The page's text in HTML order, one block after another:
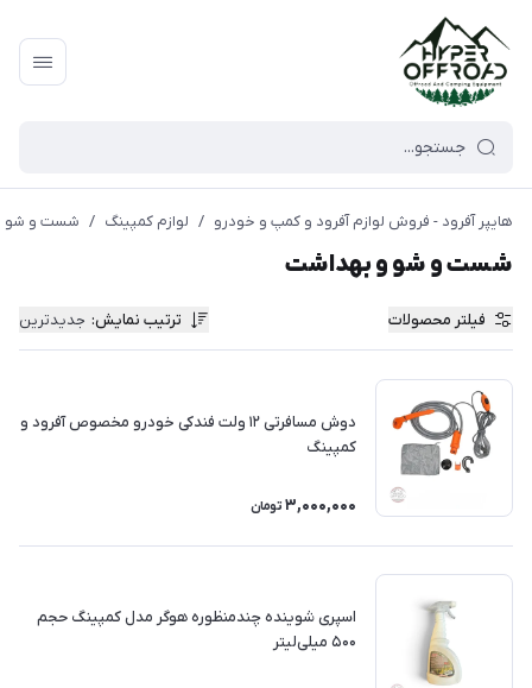
هایپر آفرود - فروش لوازم آفرود و کمپ و خودرو / لوازم کمپینگ / شست و شو
شست و شو و بهداشت
فیلتر محصولات ترتیب نمایش: جدیدترین
دوش مسافرتی ۱۲ ولت فندکی خودرو مخصوص آفرود و
کمپینگ
3,000,000 تومان
اسپری شوینده چندمنظوره هوگر مدل کمپینگ حجم
۵۰۰ میلی‌لیتر